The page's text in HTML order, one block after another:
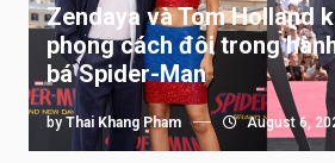
Zendaya và Tom Holland
phong cách đôi trong
bá Spider-Man
by Thai Khang Pham August 6,